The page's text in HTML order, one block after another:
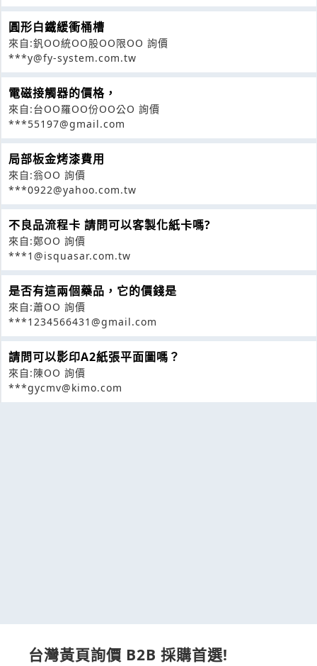
圓形白鐵緩衝桶槽
來自:釩OO統OO股OO限OO 詢價
***y@fy-system.com.tw
電磁接觸器的價格，
來自:台OO羅OO份OO公O 詢價
***55197@gmail.com
局部板金烤漆費用
來自:翁OO 詢價
***0922@yahoo.com.tw
不良品流程卡 請問可以客製化紙卡嗎?
來自:鄭OO 詢價
***1@isquasar.com.tw
是否有這兩個藥品，它的價錢是
來自:蕭OO 詢價
***1234566431@gmail.com
請問可以影印A2紙張平面圖嗎？
來自:陳OO 詢價
***gycmv@kimo.com
台灣黃頁詢價 B2B 採購首選!